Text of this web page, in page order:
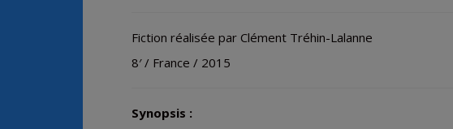
Fiction réalisée par Clément Tréhin-Lalanne
8′ / France / 2015
Synopsis :